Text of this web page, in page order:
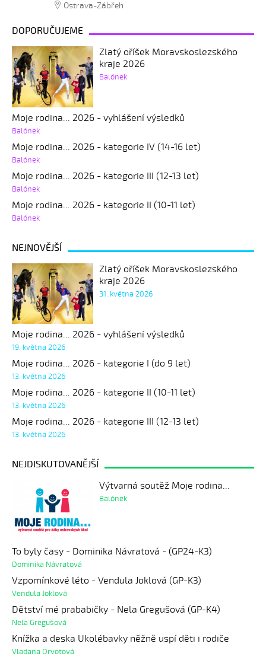
Ostrava-Zábřeh
DOPORUČUJEME
Zlatý oříšek Moravskoslezského
kraje 2026
Balónek
Moje rodina... 2026 - vyhlášení výsledků
Balónek
Moje rodina... 2026 - kategorie IV (14-16 let)
Balónek
Moje rodina... 2026 - kategorie III (12-13 let)
Balónek
Moje rodina... 2026 - kategorie II (10-11 let)
Balónek
NEJNOVĚJŠÍ
Zlatý oříšek Moravskoslezského
kraje 2026
31. května 2026
Moje rodina... 2026 - vyhlášení výsledků
19. května 2026
Moje rodina... 2026 - kategorie I (do 9 let)
13. května 2026
Moje rodina... 2026 - kategorie II (10-11 let)
13. května 2026
Moje rodina... 2026 - kategorie III (12-13 let)
13. května 2026
NEJDISKUTOVANĚJŠÍ
Výtvarná soutěž Moje rodina...
Balónek
To byly časy - Dominika Návratová - (GP24-K3)
Dominika Návratová
Vzpomínkové léto - Vendula Joklová (GP-K3)
Vendula Joklová
Dětství mé prababičky - Nela Gregušová (GP-K4)
Nela Gregušová
Knížka a deska Ukolébavky něžně uspí děti i rodiče
Vladana Drvotová